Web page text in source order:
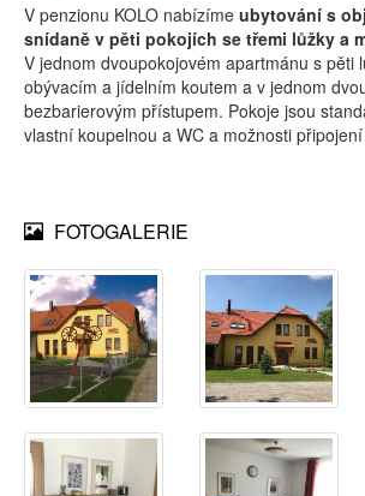
V penzionu KOLO nabízíme ubytování s
snídaně v pěti pokojích se třemi lůžky a
V jednom dvoupokojovém apartmánu s pěti
obývacím a jídelním koutem a v jednom
bezbarierovým přístupem. Pokoje jsou
vlastní koupelnou a WC a možnosti
FOTOGALERIE